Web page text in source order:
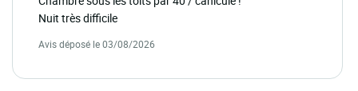
Nuit très difficile
Avis déposé le 03/08/2026